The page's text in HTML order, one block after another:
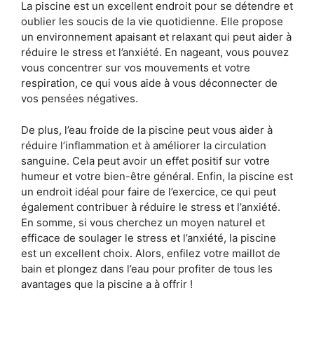
La piscine est un excellent endroit pour se détendre et
oublier les soucis de la vie quotidienne. Elle propose
un environnement apaisant et relaxant qui peut aider à
réduire le stress et l’anxiété. En nageant, vous pouvez
vous concentrer sur vos mouvements et votre
respiration, ce qui vous aide à vous déconnecter de
vos pensées négatives.
De plus, l’eau froide de la piscine peut vous aider à
réduire l’inflammation et à améliorer la circulation
sanguine. Cela peut avoir un effet positif sur votre
humeur et votre bien-être général. Enfin, la piscine est
un endroit idéal pour faire de l’exercice, ce qui peut
également contribuer à réduire le stress et l’anxiété.
En somme, si vous cherchez un moyen naturel et
efficace de soulager le stress et l’anxiété, la piscine
est un excellent choix. Alors, enfilez votre maillot de
bain et plongez dans l’eau pour profiter de tous les
avantages que la piscine a à offrir !